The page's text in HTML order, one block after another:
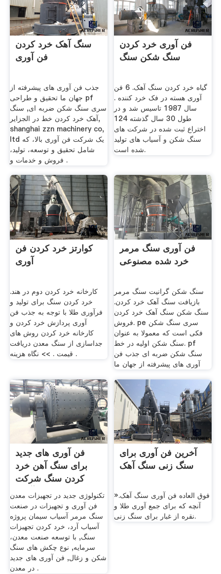
سنگ آهک خرد کردن
فن آوری
جذب فن آوری های پیشرفته از
جهان ما تحقیق و طراحی pf
سری سنگ شکن ضربه ای, سنگ
آهک خرد کردن خط در الجزایر,
shanghai zzn machinery co,
ltd یک شرکت فن آوری بالا، که
شامل تحقیق و توسعه، تولید،
فروش و خدمات و .
فن آوری خرد کردن
سنگ شکن سنگ
گیاه خرد کردن سنگ آهک. 6 فن
آوری هسته در فک خرد کننده .
سال 1987 تاسیس شد و در
طول 30 سال گذشته 124
اختراع ثبت شده در شركت های
سنگ شکن و آسیاب های تولید
شده است.
کوارتز خرد کردن فن
آوری
کارخانه خرد کردن دوم در هند.
خرد کردن سنگ برای تولید و
فرآوری طلا با توجه به جذب فن
آوری پردازش خرد کردن و
کارخانه خرد کردن روش های
جداسازی از سنگ معدن دریافت
قیمت . >> نگاه هزینه .
فن آوری سنگ مرمر
خرد شده مصنوعی
سنگ شکن گرانیت سنگ مرمر
بازیافت سنگ آهک خرد کردن.
سنگ شکن سنگ آهک خرد کردن
فروش. pe سری سنگ شکن
فکی است که معمولا به عنوان
سنگ شکن اولیه در خط. pf
سنگ شکن ضربه ای جذب فن
آوری های پیشرفته از جهان ما
فن آوری های جدید
برای سنگ آهن خرد
کردن سنگ شرکت
فرآوری
تکنولوژی جدید در تجهیزات معدن
فن آوری و تجهیزات در صنعت
سنگ مرمر آسیاب سیمان پروژه
آسیاب آرد، خرد کردن تجهیزات
سنگ, با توسعه صنعت معدن،
سرمایه, نوع چکش های سنگ
شکن و زغال, فن آوری های جدید
در معدن .
آخرین فن آوری برای
سنگ زنی سنگ آهک
»فوق العاده فن آوری سنگ آهک.
آنچه که برای جمع آوری طلا و
نقره از غبار برای سنگ زنی.